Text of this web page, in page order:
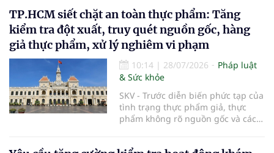
TP.HCM siết chặt an toàn thực phẩm: Tăng
kiểm tra đột xuất, truy quét nguồn gốc, hàng
giả thực phẩm, xử lý nghiêm vi phạm
10:14 | 28/07/2026
Pháp luật
& Sức khỏe
SKV - Trước diễn biến phức tạp của
tình trạng thực phẩm giả, thực
phẩm không rõ nguồn gốc và các